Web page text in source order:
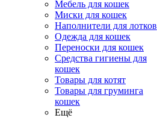
Мебель для кошек
Миски для кошек
Наполнители для лотков
Одежда для кошек
Переноски для кошек
Средства гигиены для
кошек
Товары для котят
Товары для груминга
кошек
Ещё